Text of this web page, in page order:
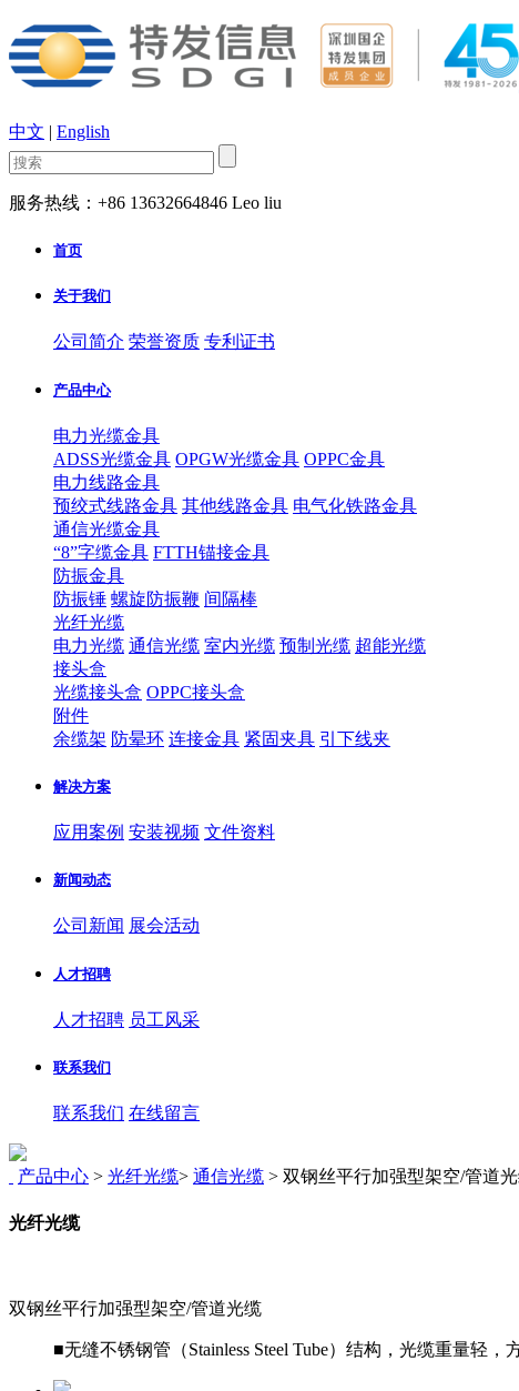
中文 | English
服务热线：+86 13632664846 Leo liu
首页
关于我们
公司简介 荣誉资质 专利证书
产品中心
电力光缆金具
ADSS光缆金具 OPGW光缆金具 OPPC金具
电力线路金具
预绞式线路金具 其他线路金具 电气化铁路金具
通信光缆金具
“8”字缆金具 FTTH锚接金具
防振金具
防振锤 螺旋防振鞭 间隔棒
光纤光缆
电力光缆 通信光缆 室内光缆 预制光缆 超能光缆
接头盒
光缆接头盒 OPPC接头盒
附件
余缆架 防晕环 连接金具 紧固夹具 引下线夹
解决方案
应用案例 安装视频 文件资料
新闻动态
公司新闻 展会活动
人才招聘
人才招聘 员工风采
联系我们
联系我们 在线留言
产品中心 > 光纤光缆> 通信光缆 > 双钢丝平行加强型架空/管道
光纤光缆
双钢丝平行加强型架空/管道光缆
■无缝不锈钢管（Stainless Steel Tube）结构，光缆重量轻